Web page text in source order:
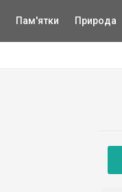
Пам'ятки Природа